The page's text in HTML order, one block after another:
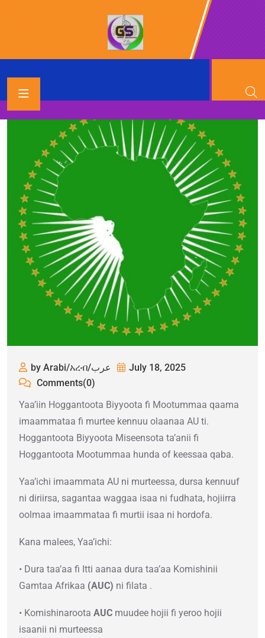
by Arabi/አረብ/عرب
July 18, 2025
Comments(0)
Yaa’iin Hoggantoota Biyyoota fi Mootummaa qaama
imaammataa fi murtee kennuu olaanaa AU ti.
Hoggantoota Biyyoota Miseensota ta’anii fi
Hoggantoota Mootummaa hunda of keessaa qaba.
Yaa’ichi imaammata AU ni murteessa, dursa kennuuf
ni diriirsa, sagantaa waggaa isaa ni fudhata, hojiirra
oolmaa imaammataa fi murtii isaa ni hordofa.
Kana malees, Yaa’ichi:
• Dura taa’aa fi Itti aanaa dura taa’aa Komishinii
Gamtaa Afrikaa (AUC) ni filata .
• Komishinaroota AUC muudee hojii fi yeroo hojii
isaanii ni murteessa